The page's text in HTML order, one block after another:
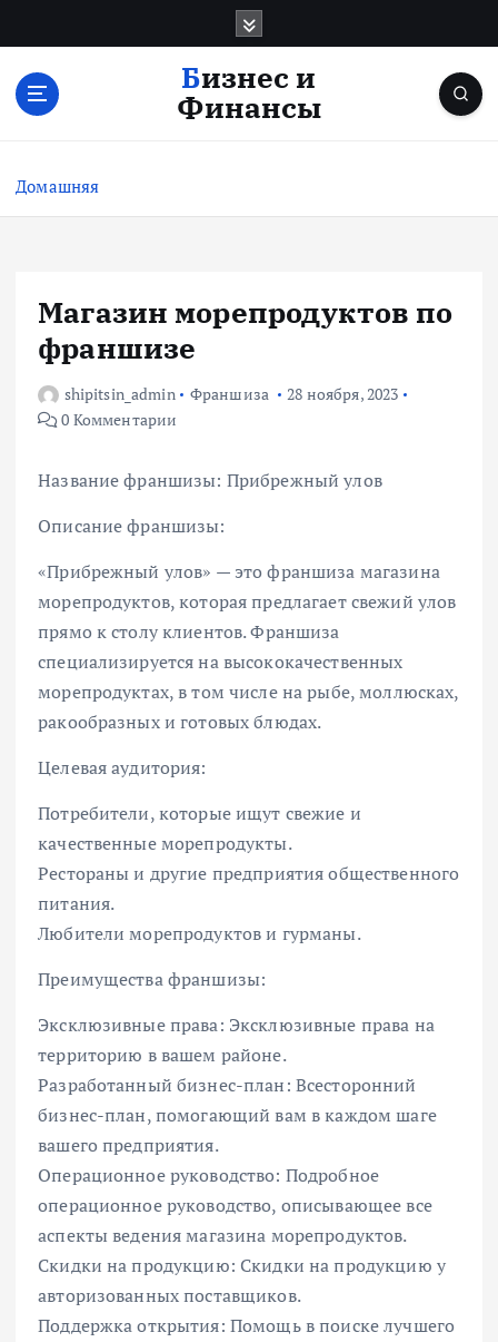
с
Бизнес и
Финансы
Домашняя
Магазин морепродуктов по
франшизе
shipitsin_admin Франшиза
28 ноября, 2023
0 Комментарии
Название франшизы: Прибрежный улов
Описание франшизы:
«Прибрежный улов» — это франшиза магазина
морепродуктов, которая предлагает свежий улов
прямо к столу клиентов. Франшиза
специализируется на высококачественных
морепродуктах, в том числе на рыбе, моллюсках,
ракообразных и готовых блюдах.
Целевая аудитория:
Потребители, которые ищут свежие и
качественные морепродукты.
Рестораны и другие предприятия общественного
питания.
Любители морепродуктов и гурманы.
Преимущества франшизы:
Эксклюзивные права: Эксклюзивные права на
территорию в вашем районе.
Разработанный бизнес-план: Всесторонний
бизнес-план, помогающий вам в каждом шаге
вашего предприятия.
Операционное руководство: Подробное
операционное руководство, описывающее все
аспекты ведения магазина морепродуктов.
Скидки на продукцию: Скидки на продукцию у
авторизованных поставщиков.
Поддержка открытия: Помощь в поиске лучшего